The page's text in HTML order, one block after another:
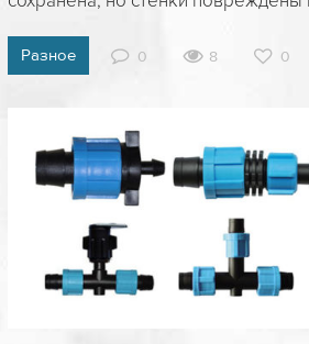
Разное 0 8 0